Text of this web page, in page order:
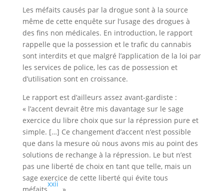
Les méfaits causés par la drogue sont à la source
même de cette enquête sur l’usage des drogues à
des fins non médicales. En introduction, le rapport
rappelle que la possession et le trafic du cannabis
sont interdits et que malgré l’application de la loi par
les services de police, les cas de possession et
d’utilisation sont en croissance.
Le rapport est d’ailleurs assez avant-gardiste :
« l’accent devrait être mis davantage sur le sage
exercice du libre choix que sur la répression pure et
simple. […] Ce changement d’accent n’est possible
que dans la mesure où nous avons mis au point des
solutions de rechange à la répression. Le but n’est
pas une liberté de choix en tant que telle, mais un
sage exercice de cette liberté qui évite tous
xxii